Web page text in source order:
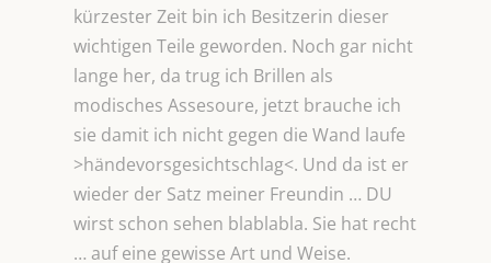
kürzester Zeit bin ich Besitzerin dieser
wichtigen Teile geworden. Noch gar nicht
lange her, da trug ich Brillen als
modisches Assesoure, jetzt brauche ich
sie damit ich nicht gegen die Wand laufe
>händevorsgesichtschlag<. Und da ist er
wieder der Satz meiner Freundin … DU
wirst schon sehen blablabla. Sie hat recht
… auf eine gewisse Art und Weise.